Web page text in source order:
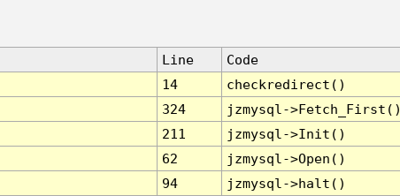
Line
Code
14
checkredirect()
324
jzmysql-
211
jzmysql->Init()
62
jzmysql->Open()
94
jzmysql->halt()